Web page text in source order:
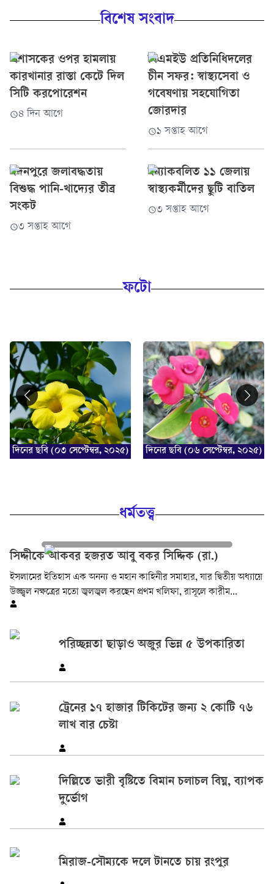
বিশেষ সংবাদ
প্রশাসকের ওপর হামলায়
কারখানার রাস্তা কেটে দিল
সিটি করপোরেশন
৪ দিন আগে
বিএমইউ প্রতিনিধিদলের
চীন সফর: স্বাস্থ্যসেবা ও
গবেষণায় সহযোগিতা
জোরদার
১ সপ্তাহ আগে
মদনপুরে জলাবদ্ধতায়
বিশুদ্ধ পানি-খাদ্যের তীব্র
সংকট
৩ সপ্তাহ আগে
বন্যাকবলিত ১১ জেলায়
স্বাস্থ্যকর্মীদের ছুটি বাতিল
৩ সপ্তাহ আগে
ফটো
দিনের ছবি (০৩ সেপ্টেম্বর, ২০২৫) দিনের ছবি (০৬ সেপ্টেম্বর, ২০২৫)
ধর্মতত্ত্ব
সিদ্দীকে আকবর হজরত আবু বকর সিদ্দিক (রা.)
ইসলামের ইতিহাস এক অনন্য ও মহান কাহিনীর সমাহার, যার দ্বিতীয় অধ্যায়ে
উজ্জ্বল নক্ষত্রের মতো জ্বলজ্বল করছেন প্রথম খলিফা, রাসূলে কারীম...
পরিচ্ছন্নতা ছাড়াও অজুর ভিন্ন ৫ উপকারিতা
ট্রেনের ১৭ হাজার টিকিটের জন্য ২ কোটি ৭৬
লাখ বার চেষ্টা
দিল্লিতে ভারী বৃষ্টিতে বিমান চলাচল বিঘ্ন, ব্যাপক
দুর্ভোগ
মিরাজ-সৌম্যকে দলে টানতে চায় রংপুর